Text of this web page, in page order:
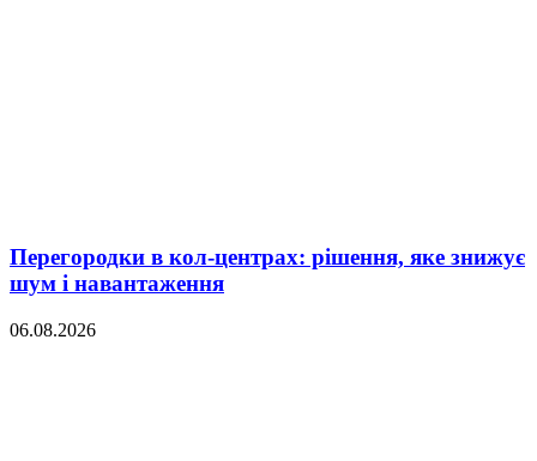
Перегородки в кол-центрах: рішення, яке знижує
шум і навантаження
06.08.2026